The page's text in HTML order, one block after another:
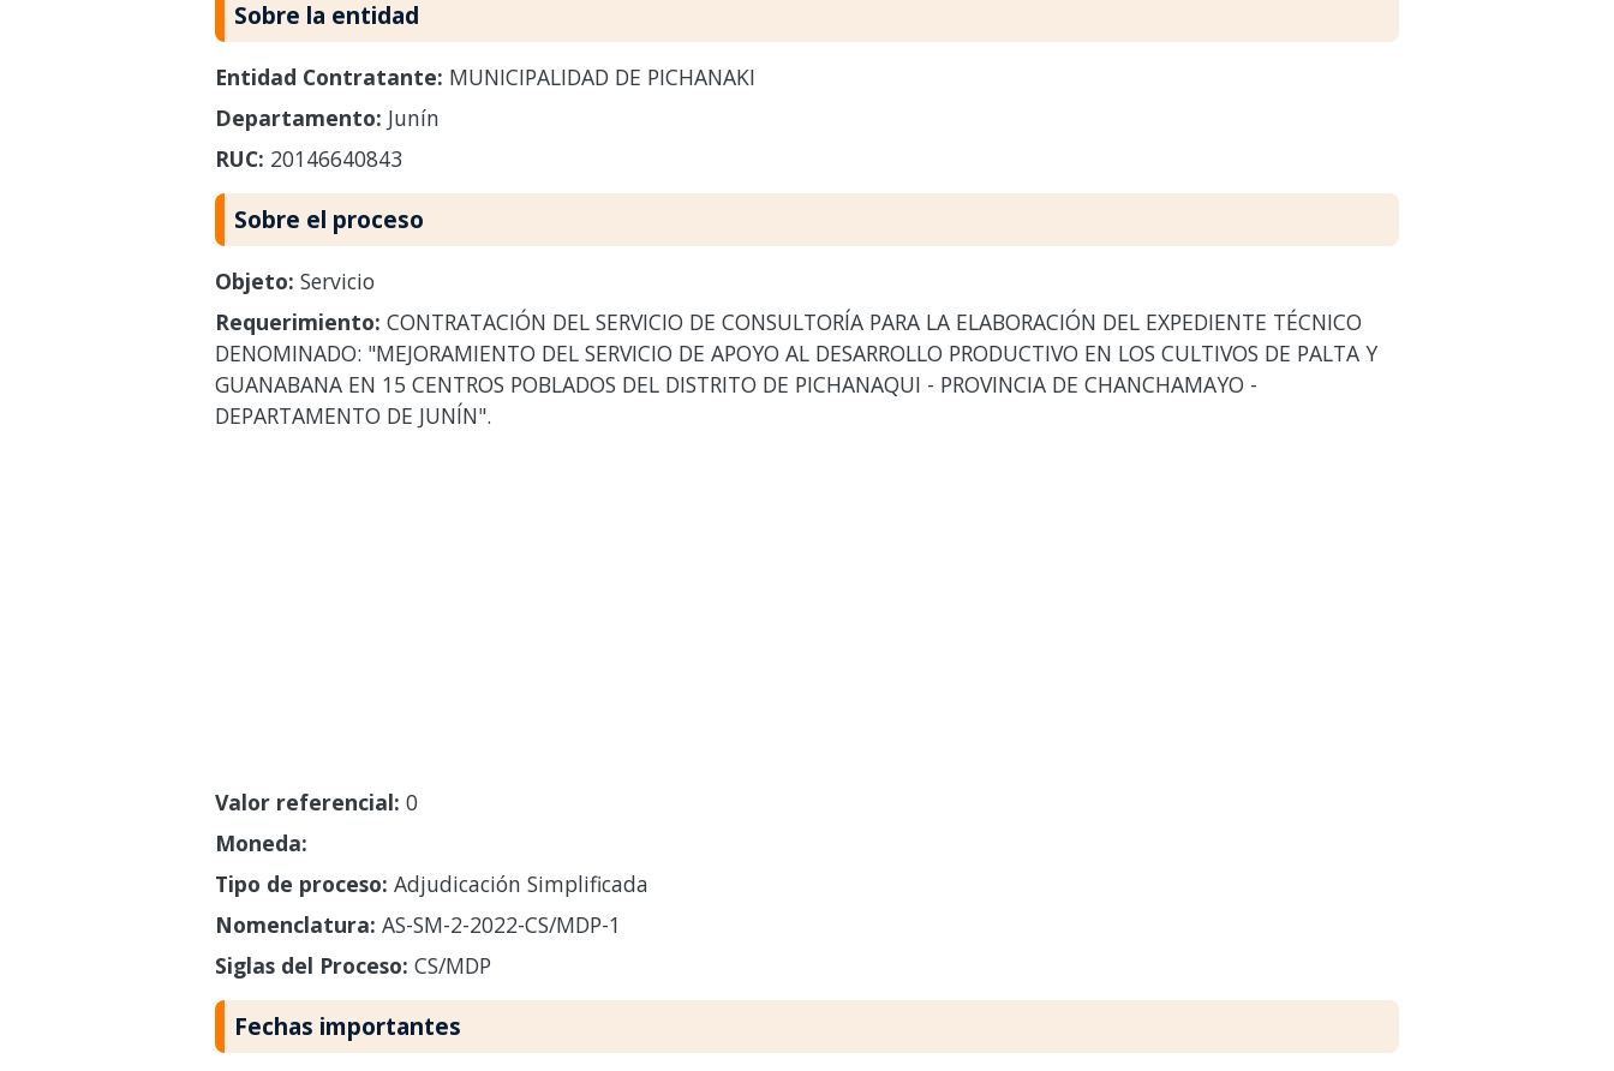
Sobre la entidad
Entidad Contratante: MUNICIPALIDAD DE PICHANAKI
Departamento: Junín
RUC: 20146640843
Sobre el proceso
Objeto: Servicio
Requerimiento: CONTRATACIÓN DEL SERVICIO DE CONSULTORÍA PARA LA ELABORACIÓN DEL EXPEDIENTE TÉCNICO
DENOMINADO: "MEJORAMIENTO DEL SERVICIO DE APOYO AL DESARROLLO PRODUCTIVO EN LOS CULTIVOS DE PALTA Y
GUANABANA EN 15 CENTROS POBLADOS DEL DISTRITO DE PICHANAQUI - PROVINCIA DE CHANCHAMAYO -
DEPARTAMENTO DE JUNÍN".
Valor referencial: 0
Moneda:
Tipo de proceso: Adjudicación Simplificada
Nomenclatura: AS-SM-2-2022-CS/MDP-1
Siglas del Proceso: CS/MDP
Fechas importantes